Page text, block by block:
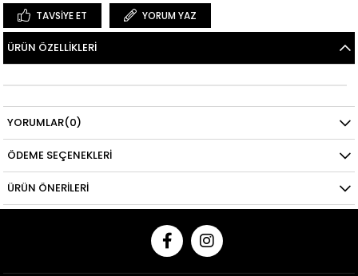
TAVSIYE ET YORUM YAZ
ÜRÜN ÖZELLIKLERI
YORUMLAR(0)
ÖDEME SEÇENEKLERI
ÜRÜN ÖNERILERI